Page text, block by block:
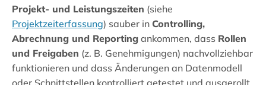
Projekt- und Leistungszeiten (siehe
Projektzeiterfassung) sauber in Controlling,
Abrechnung und Reporting ankommen, dass Rollen
und Freigaben (z. B. Genehmigungen) nachvollziehbar
funktionieren und dass Änderungen an Datenmodell
oder Schnittstellen kontrolliert getestet und ausgerollt